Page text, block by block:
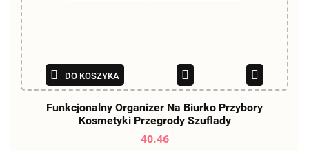
DO KOSZYKA
Funkcjonalny Organizer Na Biurko Przybory
Kosmetyki Przegrody Szuflady
40.46